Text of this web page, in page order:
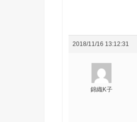
2018/11/16 13:12:31
錦織K子